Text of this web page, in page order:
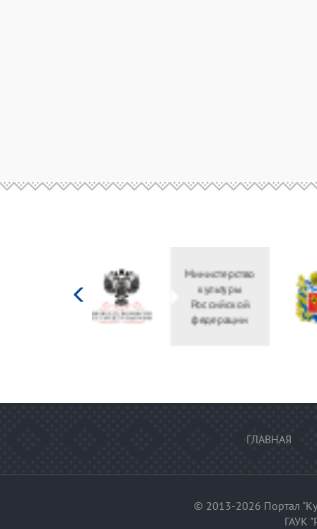
Министерство
культуры
Российской
федерации
ГЛАВНАЯ
© 2013-2026 Портал
ГАУК